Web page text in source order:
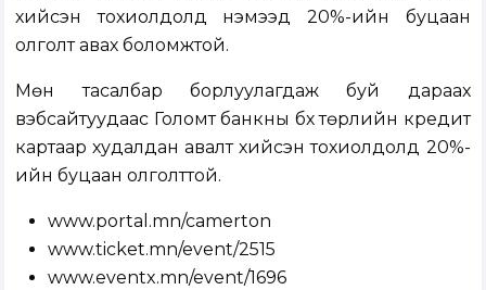
хийсэн тохиолдолд нэмээд 20%-ийн буцаан
олголт авах боломжтой.
Мөн тасалбар борлуулагдаж буй дараах
вэбсайтуудаас Голомт банкны бүх төрлийн кредит
картаар худалдан авалт хийсэн тохиолдолд 20%-
ийн буцаан олголттой.
www.portal.mn/camerton
www.ticket.mn/event/2515
www.eventx.mn/event/1696